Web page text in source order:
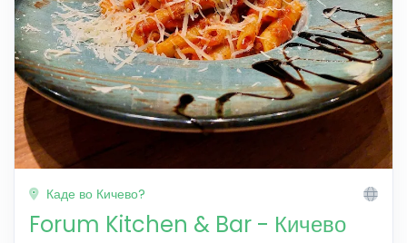
Каде во Кичево?
Forum Kitchen & Bar - Кичево